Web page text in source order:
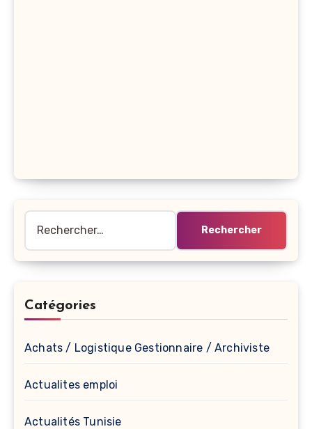
Catégories
Achats / Logistique Gestionnaire / Archiviste
Actualites emploi
Actualités Tunisie